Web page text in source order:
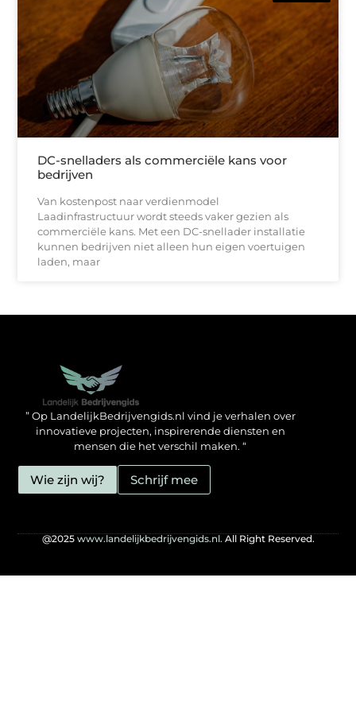
DC-snelladers als commerciële kans voor
bedrijven
Van kostenpost naar verdienmodel
Laadinfrastructuur wordt steeds vaker gezien als
commerciële kans. Met een DC-snellader installatie
kunnen bedrijven niet alleen hun eigen voertuigen
laden, maar
” Op LandelijkBedrijvengids.nl vind je verhalen over
innovatieve projecten, inspirerende diensten en
mensen die het verschil maken. “
Wie zijn wij? Schrijf mee
@2025www.landelijkbedrijvengids.nl.All Right Reserved.